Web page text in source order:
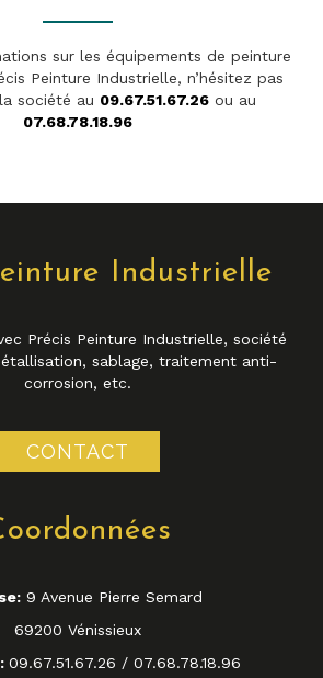
sur les équipements de peinture
Peinture Industrielle, n’hésitez pas
la société au 09.67.51.67.26 ou au
07.68.78.18.96
Industrielle
Précis Peinture Industrielle, société
sablage, traitement anti-
corrosion, etc.
CONTACT
9 Avenue Pierre Semard
69200 Vénissieux
09.67.51.67.26 / 07.68.78.18.96